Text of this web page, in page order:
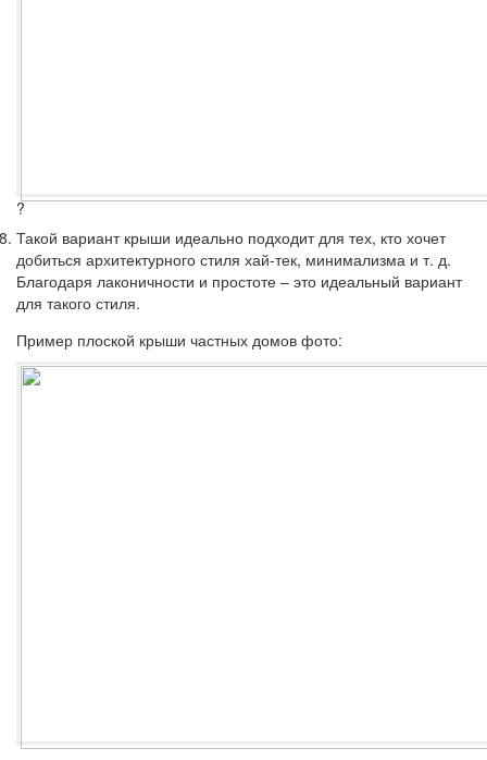
?
Такой вариант крыши идеально подходит для тех, кто хочет
добиться архитектурного стиля хай-тек, минимализма и т. д.
Благодаря лаконичности и простоте – это идеальный вариант
для такого стиля.
Пример плоской крыши частных домов фото: